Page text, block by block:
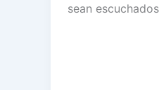
sean